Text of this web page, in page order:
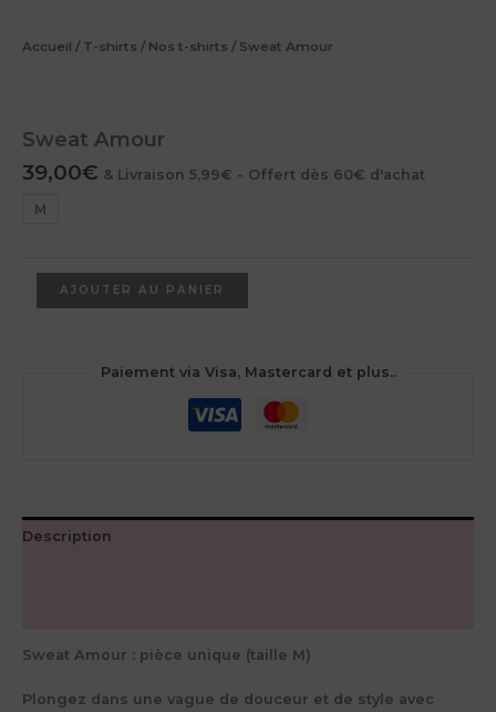
Accueil / T-shirts / Nos t-shirts / Sweat Amour
Sweat Amour
39,00€ & Livraison 5,99€ - Offert dès 60€ d'achat
M
quantité
de
AJOUTER AU PANIER
Paiement via Visa, Mastercard et plus..
Description
Sweat Amour : pièce unique (taille M)
Plongez dans une vague de douceur et de style avec